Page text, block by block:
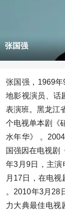
张国强
张国强，1969
地影视演员、话
表演班。黑龙江
个电视单本剧《
水年华》 。
国强因在电视剧
年3月9日，主演
月17日，在电
。2010年3月28
力大典最佳电视